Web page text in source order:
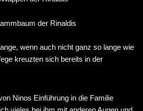
wenn auch nicht ganz so lange wie
kreuzten sich bereits in der
Ninos Einführung in die Familie